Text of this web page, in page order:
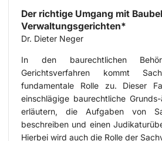
Der richtige Umgang mit
Verwaltungsgerichten*
Dr. Dieter Neger
In den baurechtlichen
Gerichtsverfahren kommt
fundamentale Rolle zu. Dieser
einschlägige baurechtliche
erläutern, die Aufgaben von
beschreiben und einen
Hierbei wird auch die Rolle der